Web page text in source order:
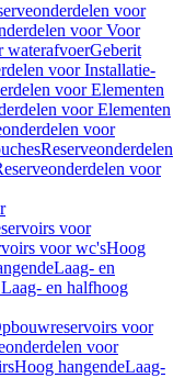
voor
voor Voor
waterafvoerGeberit
voor Installatie-
voor Elementen
voor Elementen
voor
Reserveonderdelen
voor
voor
voor wc'sHoog
Laag- en
en halfhoog
voor
voor
Hoog hangendeLaag-